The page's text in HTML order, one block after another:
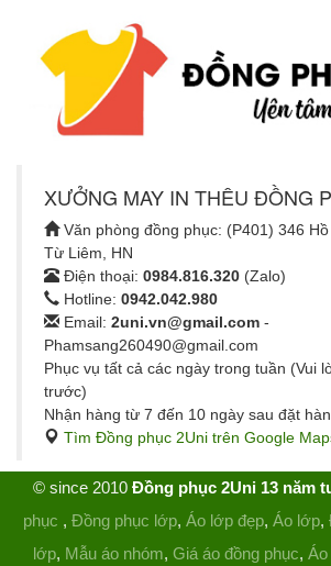
XƯỞNG MAY IN THÊU ĐỒNG
Văn phòng đồng phục: (P401) 346
Từ Liêm, HN
Điện thoại: 0984.816.320 (Zalo)
Hotline: 0942.042.980
Email: 2uni.vn@gmail.com -
Phamsang260490@gmail.com
Phục vụ tất cả các ngày trong tuần (Vui
trước)
Nhận hàng từ 7 đến 10 ngày sau đặt
Tìm Đồng phục 2Uni trên Google
© since 2010 Đồng phục 2Uni 13 năm
phục , Đồng phục lớp, Áo lớp đẹp, Áo lớp,
lớp, Mẫu áo nhóm, Giá áo đồng phục, Áo